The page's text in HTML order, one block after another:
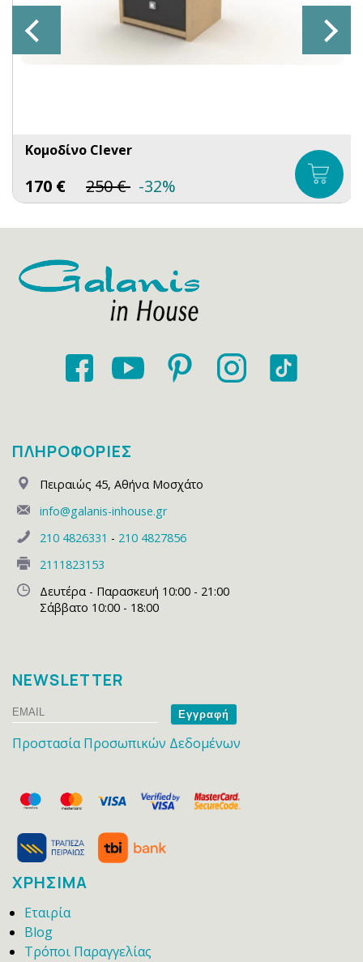
Κομοδίνο Clever
170 € 250€ -32%
ΠΛΗΡΟΦΟΡΙΕΣ
Πειραιώς 45, Αθήνα Μοσχάτο
info@galanis-inhouse.gr
210 4826331 - 210 4827856
2111823153
Δευτέρα - Παρασκευή 10:00 - 21:00
Σάββατο 10:00 - 18:00
NEWSLETTER
Email
Name
Προστασία Προσωπικών Δεδομένων
ΧΡΗΣΙΜΑ
Εταιρία
Blog
Τρόποι Παραγγελίας